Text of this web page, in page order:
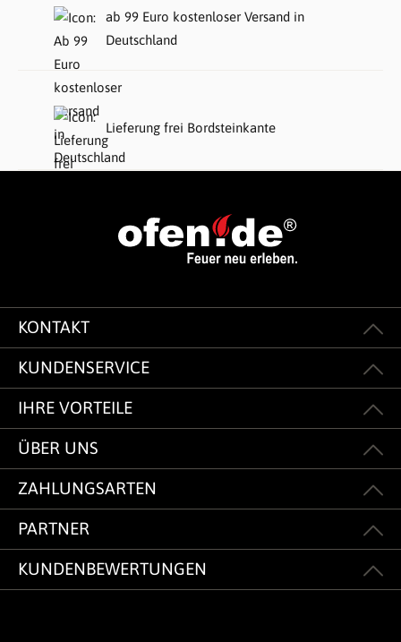
ab 99 Euro kostenloser Versand in
Deutschland
Lieferung frei Bordsteinkante
KONTAKT
KUNDENSERVICE
IHRE VORTEILE
ÜBER UNS
ZAHLUNGSARTEN
PARTNER
KUNDENBEWERTUNGEN